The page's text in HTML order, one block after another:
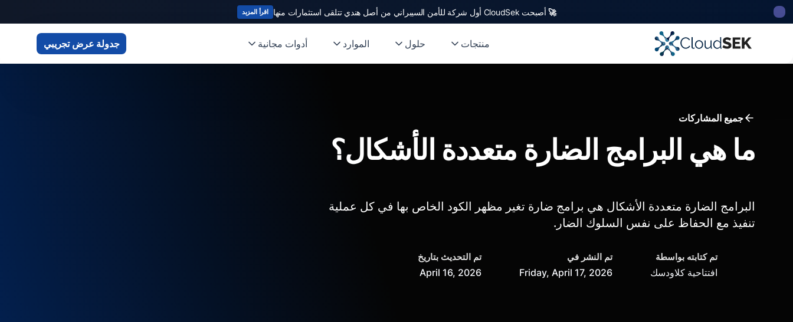
🚀 أصبحت CloudSek أول شركة للأمن السيبراني من أصل هندي تتلقى استثمارات منها اقرأ المزيد
منتجات حلول الموارد أدوات مجانية جدولة عرض تجريبي
جميع المشاركات
ما هي البرامج الضارة متعددة الأشكال؟
البرامج الضارة متعددة الأشكال هي برامج ضارة تغير مظهر الكود الخاص بها في كل عملية
تنفيذ مع الحفاظ على نفس السلوك الضار.
تم كتابته بواسطة
افتتاحية كلاودسك
تم النشر في
Friday, April 17, 2026
تم التحديث بتاريخ
April 16, 2026